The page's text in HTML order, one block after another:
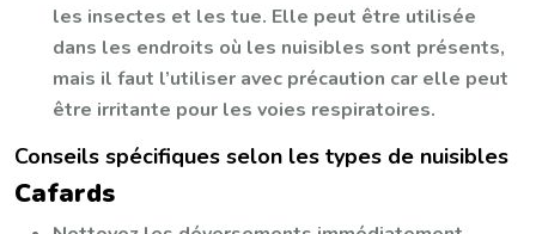
les insectes et les tue. Elle peut être utilisée
dans les endroits où les nuisibles sont présents,
mais il faut l’utiliser avec précaution car elle peut
être irritante pour les voies respiratoires.
Conseils spécifiques selon les types de nuisibles
Cafards